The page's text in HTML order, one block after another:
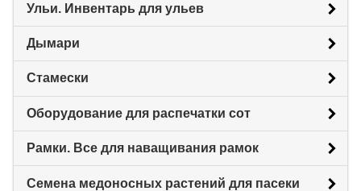
Ульи. Инвентарь для ульев
Дымари
Стамески
Оборудование для распечатки сот
Рамки. Все для наващивания рамок
Семена медоносных растений для пасеки